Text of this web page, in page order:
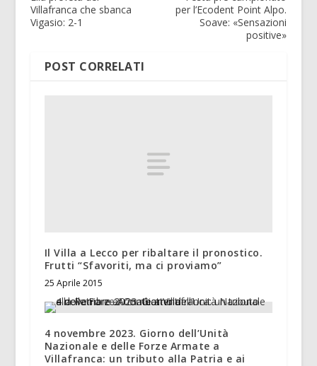
Villafranca che sbanca
Vigasio: 2-1
per l’Ecodent Point Alpo.
Soave: «Sensazioni
positive»
POST CORRELATI
Il Villa a Lecco per ribaltare il pronostico.
Frutti “Sfavoriti, ma ci proviamo”
25 Aprile 2015
4 novembre 2023. Giorno dell’Unità
Nazionale e delle Forze Armate a
Villafranca: un tributo alla Patria e ai